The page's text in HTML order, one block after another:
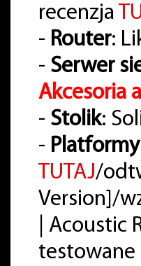
recenzja
- Router:
- Serwer
Akcesoria
- Stolik:
-
TUTAJ/
Version]/
|